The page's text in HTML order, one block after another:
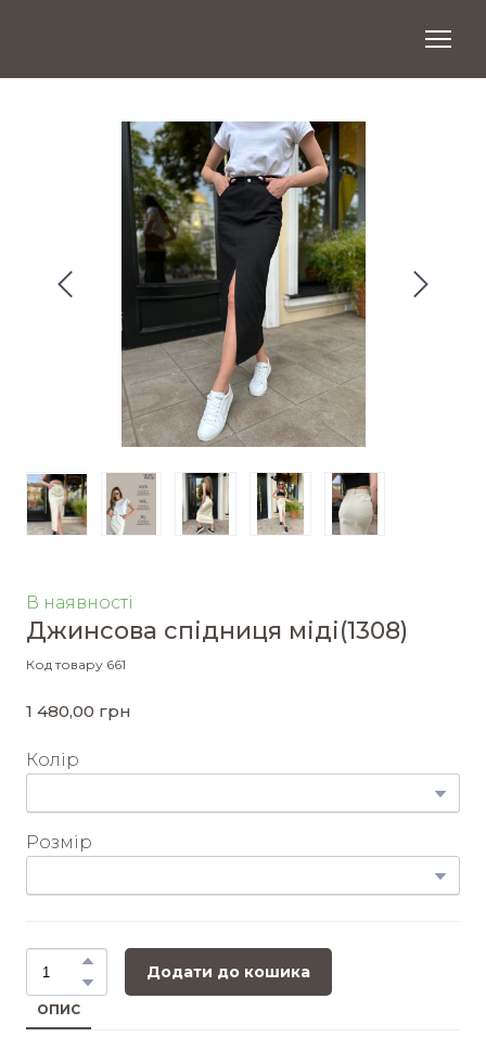
В наявності
Джинсова спідниця міді(1308)
Код товару 661
1 480,00 грн
Колір
Розмір
Додати до кошика
ОПИС